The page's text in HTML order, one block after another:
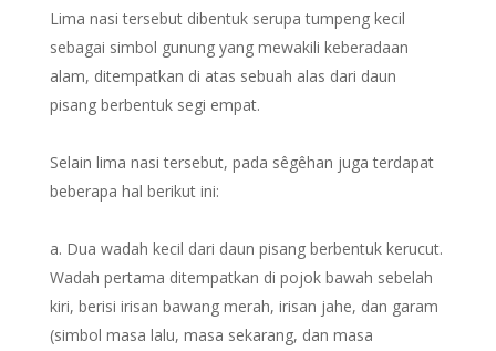
Lima nasi tersebut dibentuk serupa tumpeng kecil
sebagai simbol gunung yang mewakili keberadaan
alam, ditempatkan di atas sebuah alas dari daun
pisang berbentuk segi empat.
Selain lima nasi tersebut, pada sêgêhan juga terdapat
beberapa hal berikut ini:
a. Dua wadah kecil dari daun pisang berbentuk kerucut.
Wadah pertama ditempatkan di pojok bawah sebelah
kiri, berisi irisan bawang merah, irisan jahe, dan garam
(simbol masa lalu, masa sekarang, dan masa